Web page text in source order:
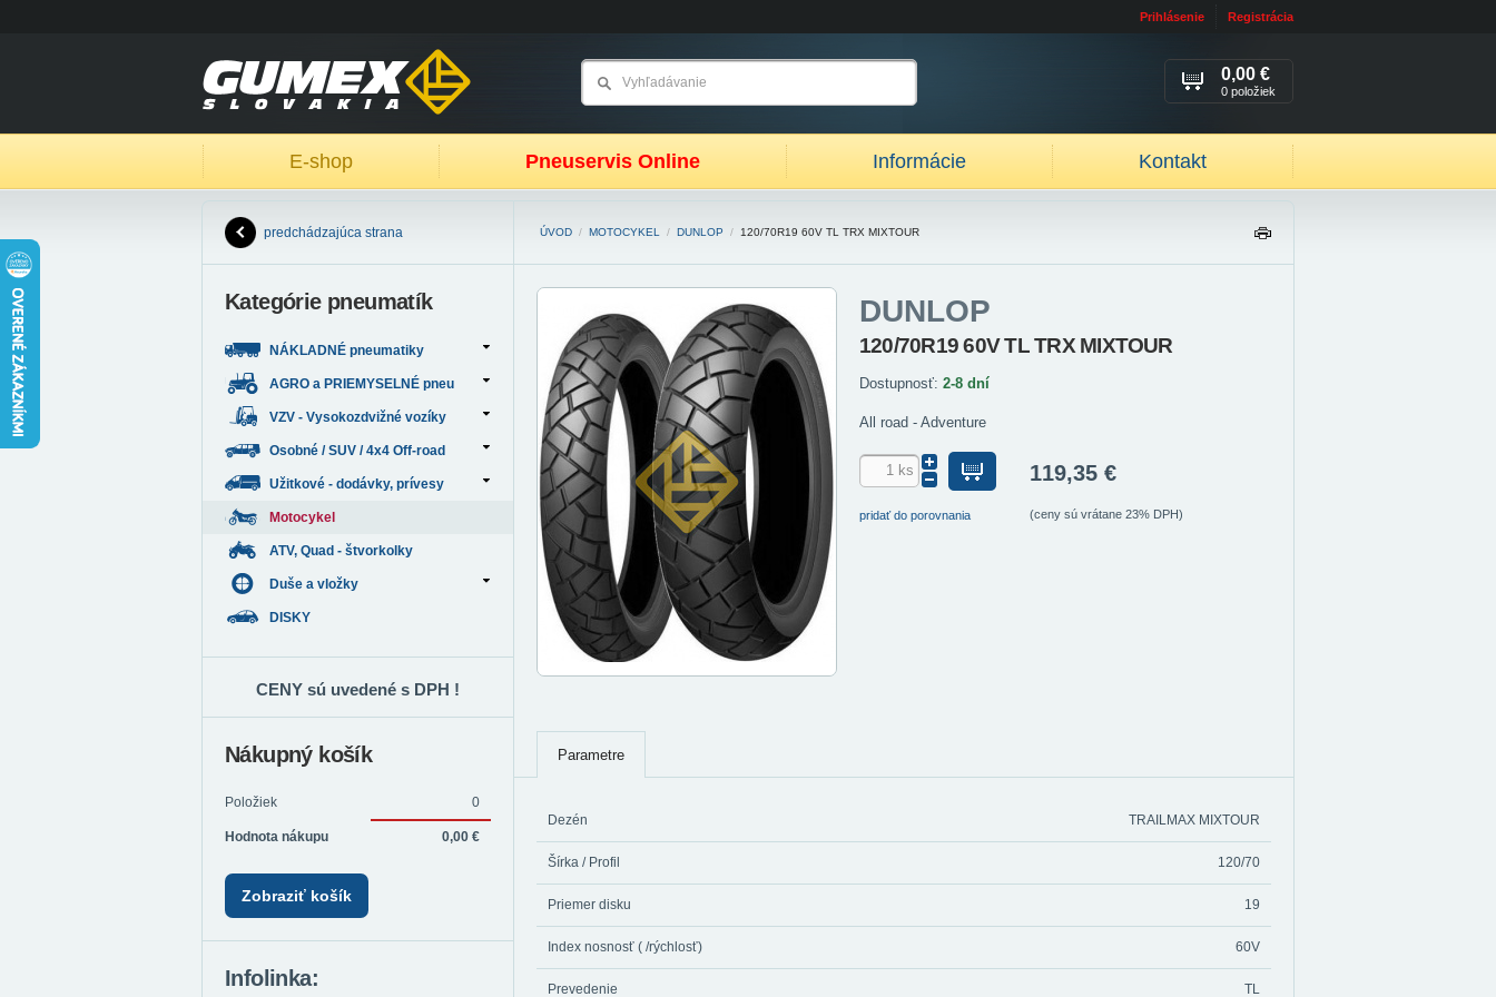
Prihlásenie Registrácia
E-shop Pneuservis Online Informácie Kontakt
0,00 €
0 položiek
ÚVOD / MOTOCYKEL / DUNLOP /
120/70R19 60V TL TRX MIXTOUR
IŤ
DUNLOP
120/70R19 60V TL TRX MIXTOUR
Dostupnosť: 2-8 dní
All road - Adventure
pridať do porovnania
119,35 €
(ceny sú vrátane 23% DPH)
Parametre
Dezén TRAILMAX MIXTOUR
Šírka / Profil 120/70
Priemer disku 19
Index nosnosť ( /rýchlosť) 60V
Prevedenie TL
predchádzajúca strana
Kategórie pneumatík
NÁKLADNÉ pneumatiky
AGRO a PRIEMYSELNÉ pneu
VZV - Vysokozdvižné vozíky
Osobné / SUV / 4x4 Off-road
Užitkové - dodávky, prívesy
Motocykel
ATV, Quad - štvorkolky
Duše a vložky
DISKY
CENY sú uvedené s DPH !
Nákupný košík
Položiek 0
Hodnota nákupu 0,00 €
Zobraziť košík
Infolinka: